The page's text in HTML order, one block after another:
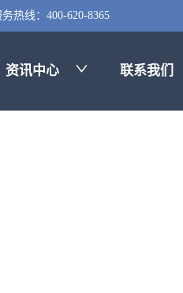
热线：400-620-8365
资讯中心 联系我们